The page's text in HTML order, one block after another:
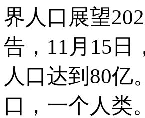
界人口展望
告，11月15日
人口达到80亿
口，一个人类